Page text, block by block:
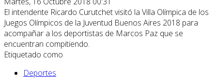
El intendente Ricardo Curutchet visitó la Villa Olímpica de los
Juegos Olímpicos de la Juventud Buenos Aires 2018 para
acompañar a los deportistas de Marcos Paz que se
encuentran compitiendo.
Etiquetado como
Deportes